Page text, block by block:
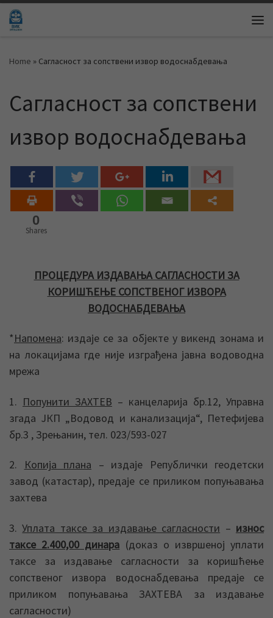
Skip to content
Home » Сагласност за сопствени извор водоснабдевања
Сагласност за сопствени
извор водоснабдевања
0
Shares
ПРОЦЕДУРА ИЗДАВАЊА САГЛАСНОСТИ ЗА
КОРИШЋЕЊЕ СОПСТВЕНОГ ИЗВОРА
ВОДОСНАБДЕВАЊА
*Напомена: издаје се за објекте у викенд зонама и
на локацијама где није изграђена јавна водоводна
мрежа
1. Попунити ЗАХТЕВ – канцеларија бр.12, Управна
згада ЈКП „Водовод и канализација“, Петефијевa
бр.3 , Зрењанин, тел. 023/593-027
2. Копија плана – издаје Републички геодетски
завод (катастар), предаје се приликом попуњавања
захтева
3.Уплата таксе за издавање сагласности – износ
таксе 2.400,00 динара (доказ о извршеној уплати
таксе за издавање сагласности за коришћење
сопственог извора водоснабдевања предаје се
приликом попуњавања ЗАХТЕВА за издавање
сагласности)